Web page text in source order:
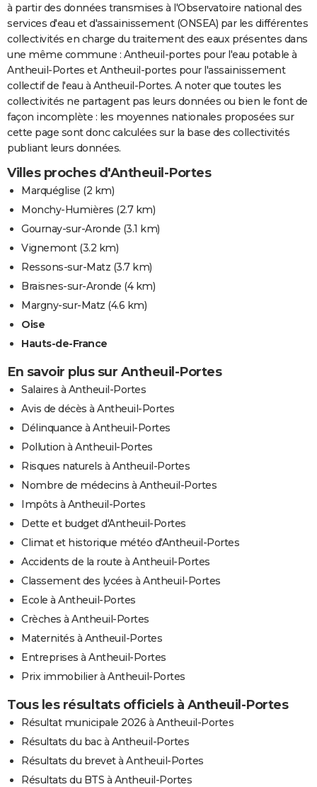
à partir des données transmises à l'Observatoire national des
services d'eau et d'assainissement (ONSEA) par les différentes
collectivités en charge du traitement des eaux présentes dans
une même commune : Antheuil-portes pour l'eau potable à
Antheuil-Portes et Antheuil-portes pour l'assainissement
collectif de l'eau à Antheuil-Portes. A noter que toutes les
collectivités ne partagent pas leurs données ou bien le font de
façon incomplète : les moyennes nationales proposées sur
cette page sont donc calculées sur la base des collectivités
publiant leurs données.
Villes proches d'Antheuil-Portes
Marquéglise (2 km)
Monchy-Humières (2.7 km)
Gournay-sur-Aronde (3.1 km)
Vignemont(3.2 km)
Ressons-sur-Matz (3.7 km)
Braisnes-sur-Aronde (4 km)
Margny-sur-Matz (4.6 km)
Oise
Hauts-de-France
En savoir plus sur Antheuil-Portes
Salaires à Antheuil-Portes
Avis de décès à Antheuil-Portes
Délinquance à Antheuil-Portes
Pollution à Antheuil-Portes
Risques naturels à Antheuil-Portes
Nombre de médecins à Antheuil-Portes
Impôts à Antheuil-Portes
Dette et budget d'Antheuil-Portes
Climat et historique météo d'Antheuil-Portes
Accidents de la route à Antheuil-Portes
Classement des lycées à Antheuil-Portes
Ecole à Antheuil-Portes
Crèches à Antheuil-Portes
Maternités à Antheuil-Portes
Entreprises à Antheuil-Portes
Prix immobilier à Antheuil-Portes
Tous les résultats officiels à Antheuil-Portes
Résultat municipale 2026 à Antheuil-Portes
Résultats du bac à Antheuil-Portes
Résultats du brevet à Antheuil-Portes
Résultats du BTS à Antheuil-Portes